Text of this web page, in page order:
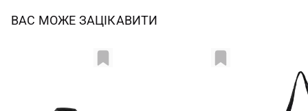
ВАС МОЖЕ ЗАЦІКАВИТИ